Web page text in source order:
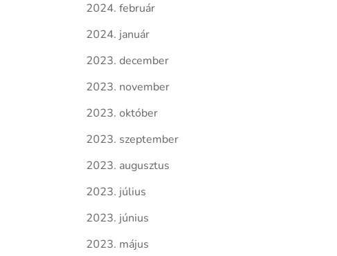
2024. február
2024. január
2023. december
2023. november
2023. október
2023. szeptember
2023. augusztus
2023. július
2023. június
2023. május